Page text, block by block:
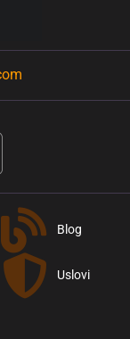
Blog
Uslovi